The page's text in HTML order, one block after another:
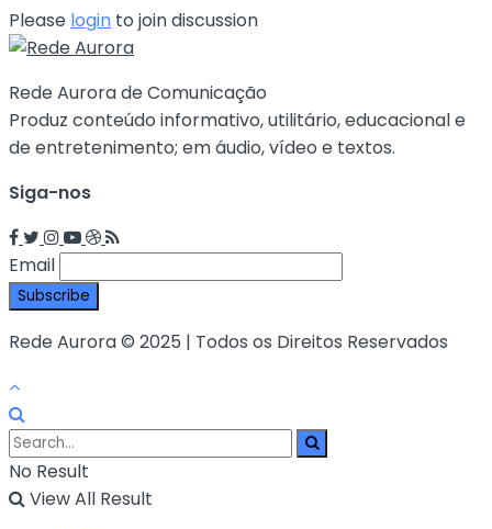
Please login to join discussion
Rede Aurora de Comunicação
Produz conteúdo informativo, utilitário, educacional e
de entretenimento; em áudio, vídeo e textos.
Siga-nos
Email
Rede Aurora © 2025 | Todos os Direitos Reservados
No Result
View All Result